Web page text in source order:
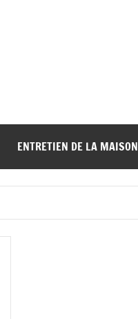
ENTRETIEN DE LA MAISON